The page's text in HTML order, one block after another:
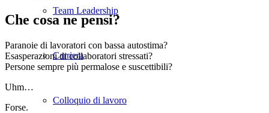
Team Leadership
Carriera
Colloquio di lavoro
Che cosa ne pensi?
Paranoie di lavoratori con bassa autostima?
Esasperazioni di collaboratori stressati?
Persone sempre più permalose e suscettibili?
Uhm…
Forse.